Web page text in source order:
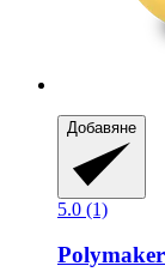
Добавяне
5.0 (1)
Polymaker